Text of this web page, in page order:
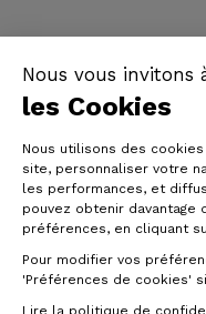
Nous vous invitons
les Cookies
Nous utilisons des
site, personnaliser votre
les performances, et
pouvez obtenir davantage
préférences, en cliquant
Pour modifier vos
'Préférences de cookies'
Lire la politique de
©